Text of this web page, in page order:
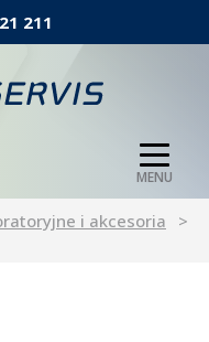
211
MENU
i akcesoria